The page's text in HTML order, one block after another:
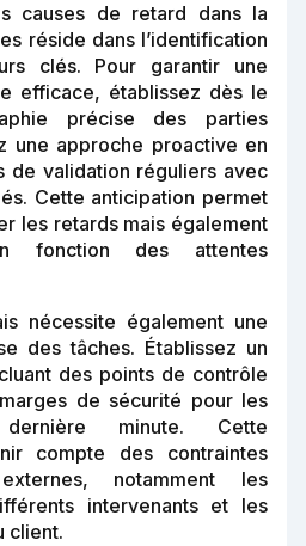
causes de retard dans la
réside dans l’identification
clés. Pour garantir une
efficace, établissez dès le
précise des parties
une approche proactive en
de validation réguliers avec
Cette anticipation permet
les retards mais également
fonction des attentes
nécessite également une
des tâches. Établissez un
des points de contrôle
de sécurité pour les
minute. Cette
compte des contraintes
notamment les
intervenants et les
client.